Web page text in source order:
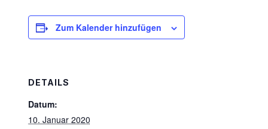
Zum Kalender hinzufügen
DETAILS
Datum:
10. Januar 2020